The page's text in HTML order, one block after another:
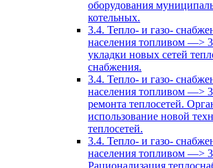
оборудования
котельных.
3.4. Тепло- и газо-
населения топливом —>
укладки новых сетей
снабжения.
3.4. Тепло- и газо-
населения топливом —>
ремонта теплосетей.
использование новой
теплосетей.
3.4. Тепло- и газо-
населения топливом —>
Рационализация